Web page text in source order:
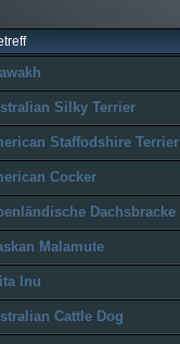
Silky Terrier
Staffodshire Terrier
Cocker
Dachsbracke
Malamute
Inu
Cattle Dog